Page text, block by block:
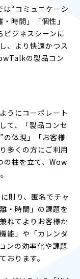
“コミュニケーシ
時間」「個性」
ビジネスシーンに
、より快適かつス
の製品コン
うにコーポレート
て、「製品コンセ
体現」「お客様
多くの方にご利用
の柱を立て、Wow
則り、匿名でチャ
・時間」の課題を
ねてよりお客様か
能」や「カレンダ
ンの効率化や課題
おります。